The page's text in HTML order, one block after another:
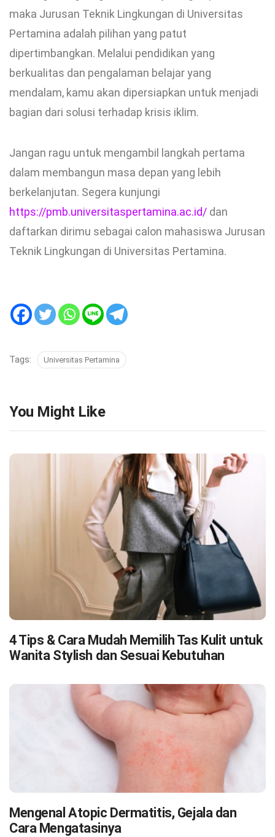
maka Jurusan Teknik Lingkungan di Universitas
Pertamina adalah pilihan yang patut
dipertimbangkan. Melalui pendidikan yang
berkualitas dan pengalaman belajar yang
mendalam, kamu akan dipersiapkan untuk menjadi
bagian dari solusi terhadap krisis iklim.
Jangan ragu untuk mengambil langkah pertama
dalam membangun masa depan yang lebih
berkelanjutan. Segera kunjungi
https://pmb.universitaspertamina.ac.id/ dan
daftarkan dirimu sebagai calon mahasiswa Jurusan
Teknik Lingkungan di Universitas Pertamina.
Tags: Universitas Pertamina
You Might Like
4 Tips & Cara Mudah Memilih Tas Kulit untuk
Wanita Stylish dan Sesuai Kebutuhan
Mengenal Atopic Dermatitis, Gejala dan
Cara Mengatasinya